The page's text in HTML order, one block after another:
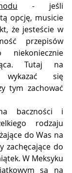
- jeśli
opcję, musicie
że jesteście w
przepisów
niekoniecznie
Tutaj na
się
tym zachować
baczności i
rodzaju
do Was na
zachęcające do
W Meksyku
są na